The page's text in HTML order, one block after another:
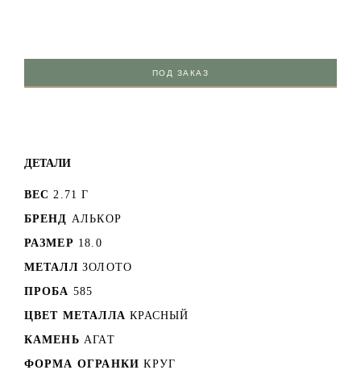
ПОД ЗАКАЗ
ДЕТАЛИ
ВЕС 2.71 Г
БРЕНД АЛЬКОР
РАЗМЕР 18.0
МЕТАЛЛ ЗОЛОТО
ПРОБА 585
ЦВЕТ МЕТАЛЛА КРАСНЫЙ
КАМЕНЬ АГАТ
ФОРМА ОГРАНКИ КРУГ